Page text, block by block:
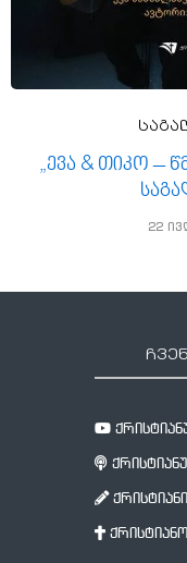
„ევა & თიკო –
22